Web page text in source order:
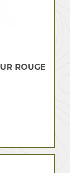
ROUGE